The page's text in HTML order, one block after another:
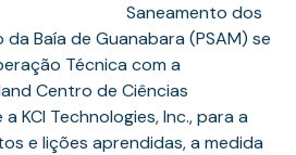
Saneamento dos
Baía de Guanabara (PSAM) se
Técnica com a
Centro de Ciências
KCI Technologies, Inc., para a
e lições aprendidas, a medida